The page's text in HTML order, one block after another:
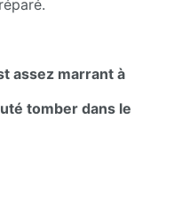
assez marrant à
tomber dans le